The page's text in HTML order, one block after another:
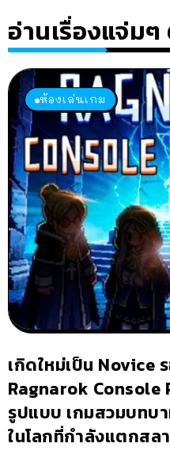
อ่านเรื่องแจ่มๆ
ห้องเล่นเกม
เกิดใหม่เป็น Novice
Ragnarok Console
รูปแบบ เกมสวมบทบ
ในโลกที่กำลังแตกสล